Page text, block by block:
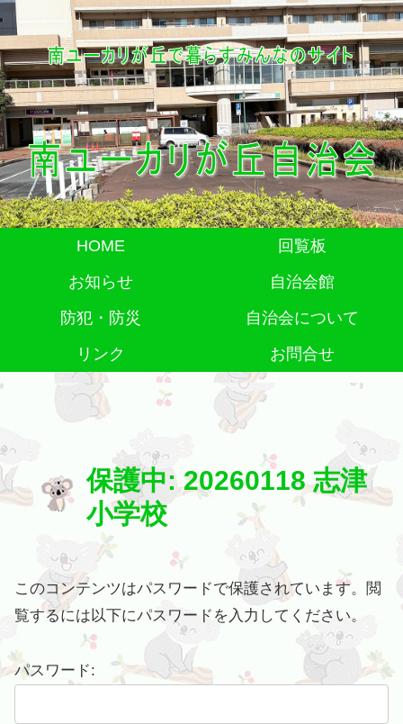
HOME
回覧板
お知らせ
自治会館
防犯・防災
自治会について
リンク
お問合せ
保護中: 20260118 志津
小学校
このコンテンツはパスワードで保護されています。閲
覧するには以下にパスワードを入力してください。
パスワード: